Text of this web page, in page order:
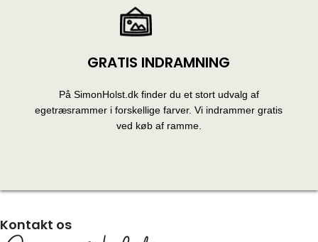
GRATIS INDRAMNING
På SimonHolst.dk finder du et stort udvalg af
egetræsrammer i forskellige farver. Vi indrammer gratis
ved køb af ramme.
Kontakt os